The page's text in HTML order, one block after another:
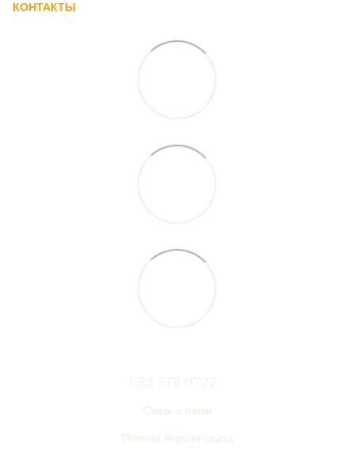
КОНТАКТЫ
093 776 0722
Связь с нами
Полная версия сайта